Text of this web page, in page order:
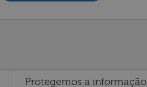
Protegemos a informação